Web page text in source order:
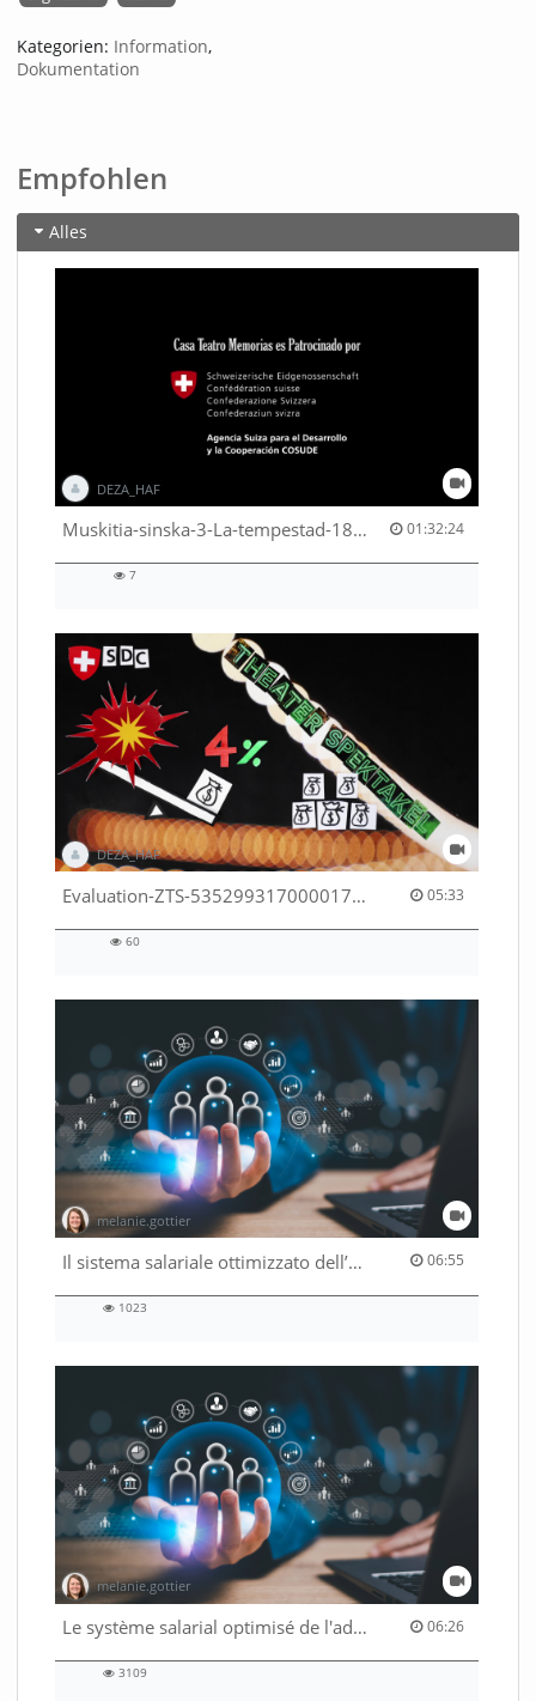
Kategorien: Information,
Dokumentation
Empfohlen
Alles
DEZA_HAF
Muskitia-sinska-3-La-tempestad-18-9-2018-53530245080001791 01:32:24
01:32:24 duration
7
DEZA_HAF
Evaluation-ZTS-53529931700001791 05:33
05:33 duration
60
melanie.gottier
Il sistema salariale ottimizzato dell’Amministrazione federale 06:55
06:55 duration
1023
melanie.gottier
Le système salarial optimisé de l'administration fédérale 06:26
06:26 duration
3109